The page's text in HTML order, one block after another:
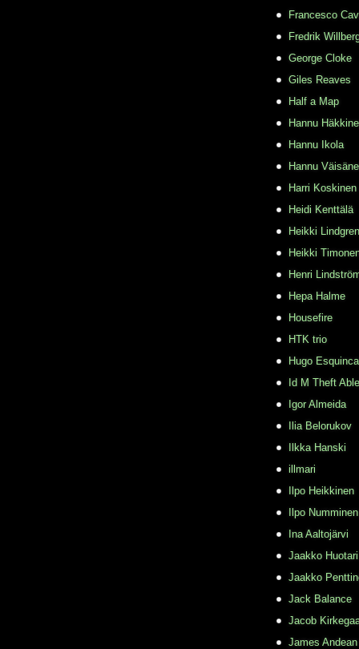
Francesco
Fredrik
George Cloke
Giles Reaves
Half a Map
Hannu
Hannu Ikola
Hannu
Harri Koskinen
Heidi Kenttälä
Heikki Lindgren
Heikki
Henri
Hepa Halme
Housefire
HTK trio
Hugo Esquinca
Id M Theft Able
Igor Almeida
Ilia Belorukov
Ilkka Hanski
illmari
Ilpo Heikkinen
Ilpo Numminen
Ina Aaltojärvi
Jaakko Huotari
Jaakko
Jack Balance
Jacob
James Andean